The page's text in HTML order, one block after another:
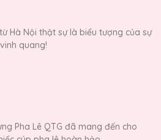
Hà Nội thật sự là biểu tượng của sự
quang!
Pha Lê QTG đã mang đến cho